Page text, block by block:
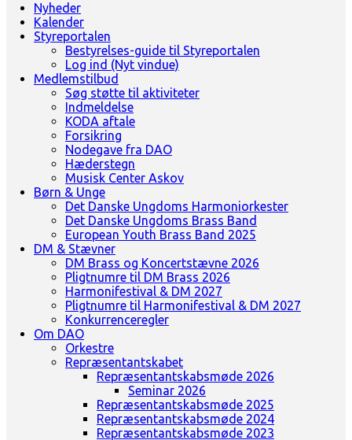
Dansk Amatør Orkesterforbund - DAO
Landsorganisation for amatørblæserorkestre
Nyheder
Kalender
Styreportalen
Bestyrelses-guide til Styreportalen
Log ind (Nyt vindue)
Medlemstilbud
Søg støtte til aktiviteter
Indmeldelse
KODA aftale
Forsikring
Nodegave fra DAO
Hæderstegn
Musisk Center Askov
Børn & Unge
Det Danske Ungdoms Harmoniorkester
Det Danske Ungdoms Brass Band
European Youth Brass Band 2025
DM & Stævner
DM Brass og Koncertstævne 2026
Pligtnumre til DM Brass 2026
Harmonifestival & DM 2027
Pligtnumre til Harmonifestival & DM 2027
Konkurrenceregler
Om DAO
Orkestre
Repræsentantskabet
Repræsentantskabsmøde 2026
Seminar 2026
Repræsentantskabsmøde 2025
Repræsentantskabsmøde 2024
Repræsentantskabsmøde 2023